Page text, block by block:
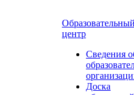
центр
Сведения
Доска